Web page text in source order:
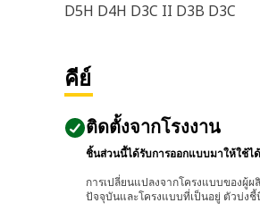
D5H D4H D3C II D3B D3C
คีย์
ติดตั้งจากโรงงาน
ชิ้นส่วนนี้ได้รับการออกแบบมาให้ใช้
การเปลี่ยนแปลงจากโครงแบบของ
ปัจจุบันและโครงแบบที่เป็นอยู่ ตัวบ่ง